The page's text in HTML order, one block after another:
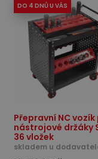
DO 4 DNŮ U VÁS
Přepravní NC vozík
nástrojové držáky
36 vložek
skladem u